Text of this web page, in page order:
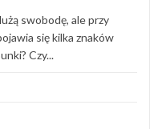
swobodę, ale przy
się kilka znaków
Czy...